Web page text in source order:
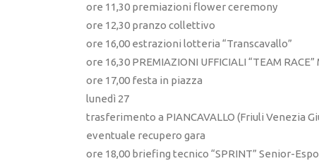
ore 11,30 premiazioni flower ceremony
ore 12,30 pranzo collettivo
ore 16,00 estrazioni lotteria “Transcavallo”
ore 16,30 PREMIAZIONI UFFICIALI “TEAM RACE”
ore 17,00 festa in piazza
lunedì 27
trasferimento a PIANCAVALLO (Friuli Venezia
eventuale recupero gara
ore 18,00 briefing tecnico “SPRINT” Senior-